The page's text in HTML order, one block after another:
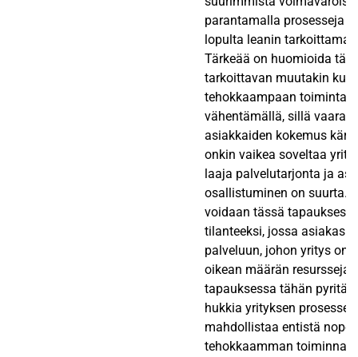
parantamalla prosesseja
lopulta leanin
Tärkeää on huomioida
tarkoittavan muutakin
tehokkaampaan
vähentämällä, sillä
asiakkaiden kokemus
onkin vaikea soveltaa
laaja palvelutarjonta ja
osallistuminen on suurta.
voidaan tässä
tilanteeksi, jossa asiakas
palveluun, johon yritys on
oikean määrän resursseja.
tapauksessa tähän
hukkia yrityksen
mahdollistaa entistä
tehokkaamman